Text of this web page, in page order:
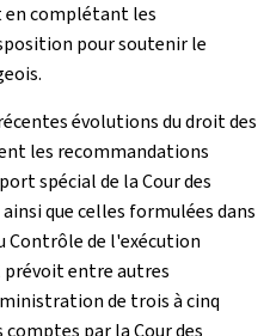
en complétant les
pour soutenir le
évolutions du droit des
les recommandations
spécial de la Cour des
que celles formulées dans
Contrôle de l'exécution
prévoit entre autres
de trois à cinq
par la Cour des